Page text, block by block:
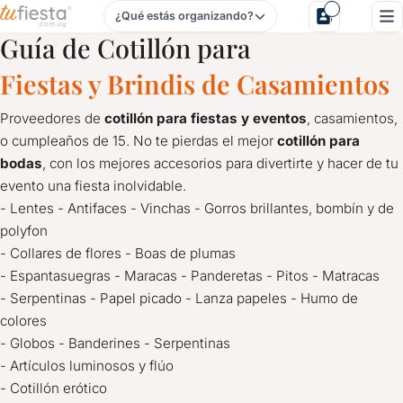
Cotillón para Casamientos en Paysandú
¿Qué estás organizando?
Guía de Cotillón para
Fiestas y Brindis de Casamientos
Proveedores de cotillón para fiestas y eventos, casamientos,
o cumpleaños de 15. No te pierdas el mejor cotillón para
bodas, con los mejores accesorios para divertirte y hacer de tu
evento una fiesta inolvidable.
- Lentes - Antifaces - Vinchas - Gorros brillantes, bombín y de
polyfon
- Collares de flores - Boas de plumas
- Espantasuegras - Maracas - Panderetas - Pitos - Matracas
- Serpentinas - Papel picado - Lanza papeles - Humo de
colores
- Globos - Banderines - Serpentinas
- Artículos luminosos y flúo
- Cotillón erótico